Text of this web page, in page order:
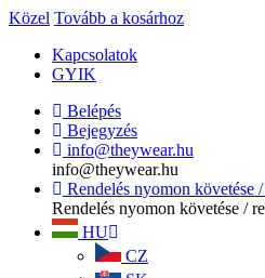
Közel Tovább a kosárhoz
Kapcsolatok
GYIK
Belépés
Bejegyzés
info@theywear.hu
info@theywear.hu
Rendelés nyomon követése
Rendelés nyomon követése /
HU
CZ